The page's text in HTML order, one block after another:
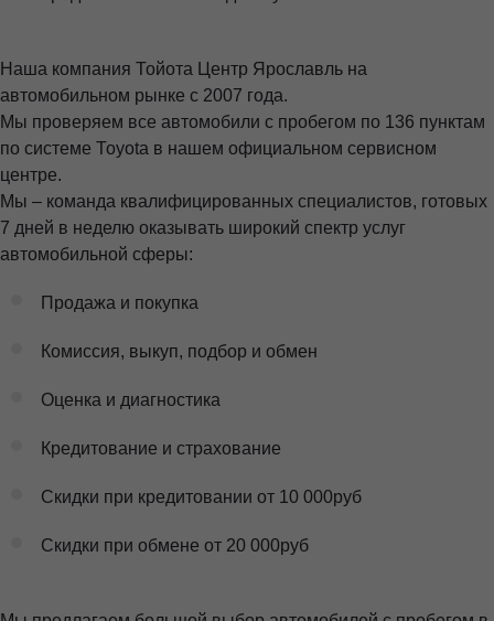
Наша компания Тойота Центр Ярославль на
автомобильном рынке с 2007 года.
Мы проверяем все автомобили с пробегом по 136 пунктам
по системе Тоyоtа в нашем официальном сервисном
центре.
Мы – команда квалифицированных специалистов, готовых
7 дней в неделю оказывать широкий спектр услуг
автомобильной сферы:
Продажа и покупка
Комиссия, выкуп, подбор и обмен
Оценка и диагностика
Кредитование и страхование
Скидки при кредитовании от 10 000руб
Скидки при обмене от 20 000руб